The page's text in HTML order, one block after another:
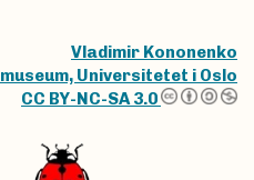
Vladimir Kononenko
Universitetet i Oslo
CC BY-NC-SA 3.0